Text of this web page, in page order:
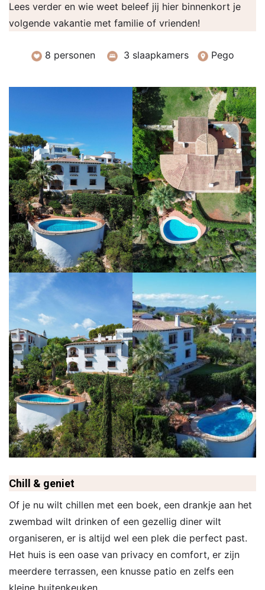
Lees verder en wie weet beleef jij hier binnenkort je
volgende vakantie met familie of vrienden!
8 personen 3 slaapkamers Pego
Chill & geniet
Of je nu wilt chillen met een boek, een drankje aan het
zwembad wilt drinken of een gezellig diner wilt
organiseren, er is altijd wel een plek die perfect past.
Het huis is een oase van privacy en comfort, er zijn
meerdere terrassen, een knusse patio en zelfs een